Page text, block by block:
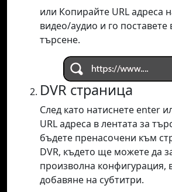
или Копирайте URL адреса
видео/аудио и го поставете
търсене.
DVR страница
След като натиснете enter
URL адреса в лентата за
бъдете пренасочени към
DVR, където ще можете да
произволна конфигурация,
добавяне на субтитри.